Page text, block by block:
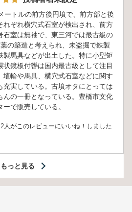
ートルの前方後円墳で、前方部と後
れぞれ横穴式石室が検出され、前方
石室は無袖で、東三河では最古級の
の築造と考えられ、未盗掘で鉄製
製馬具などが出土した。特に小型矩
状鏡板付轡は国内最古級として注目
埴輪や馬具、横穴式石室などに関す
充実している。古墳オタにとっては
んの一冊となっている。豊橋市文化
ーで販売している。
2人がこのレビューにいいね！しました
もっと見る